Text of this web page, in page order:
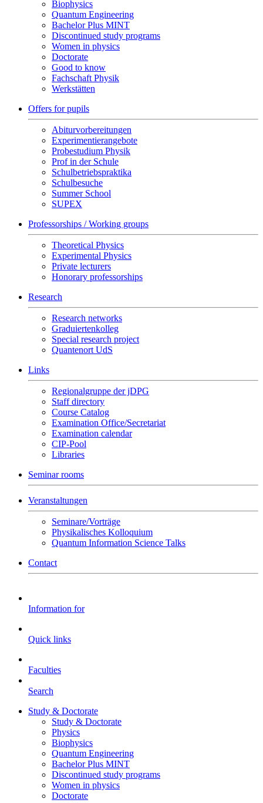
Biophysics
Quantum Engineering
Bachelor Plus MINT
Discontinued study programs
Women in physics
Doctorate
Good to know
Fachschaft Physik
Werkstätten
Offers for pupils
Abiturvorbereitungen
Experimentierangebote
Probestudium Physik
Prof in der Schule
Schulbetriebspraktika
Schulbesuche
Summer School
SUPEX
Professorships / Working groups
Theoretical Physics
Experimental Physics
Private lecturers
Honorary professorships
Research
Research networks
Graduiertenkolleg
Special research project
Quantenort UdS
Links
Regionalgruppe der jDPG
Staff directory
Course Catalog
Examination Office/Secretariat
Examination calendar
CIP-Pool
Libraries
Seminar rooms
Veranstaltungen
Seminare/Vorträge
Physikalisches Kolloquium
Quantum Information Science Talks
Contact
Information for
Quick links
Faculties
Search
Study & Doctorate
Study & Doctorate
Physics
Biophysics
Quantum Engineering
Bachelor Plus MINT
Discontinued study programs
Women in physics
Doctorate